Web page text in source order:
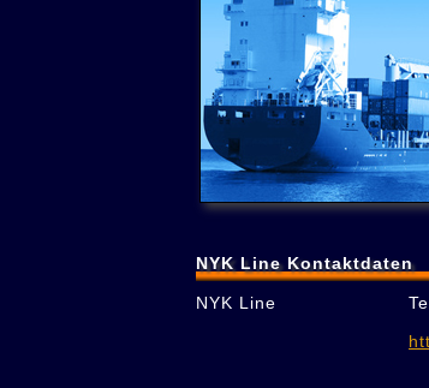
NYK Line Kontaktdaten
NYK Line